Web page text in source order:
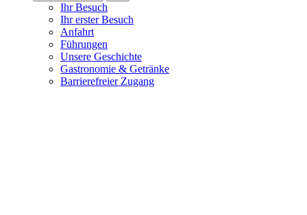
Ihr Besuch
Ihr erster Besuch
Anfahrt
Führungen
Unsere Geschichte
Gastronomie & Getränke
Barrierefreier Zugang